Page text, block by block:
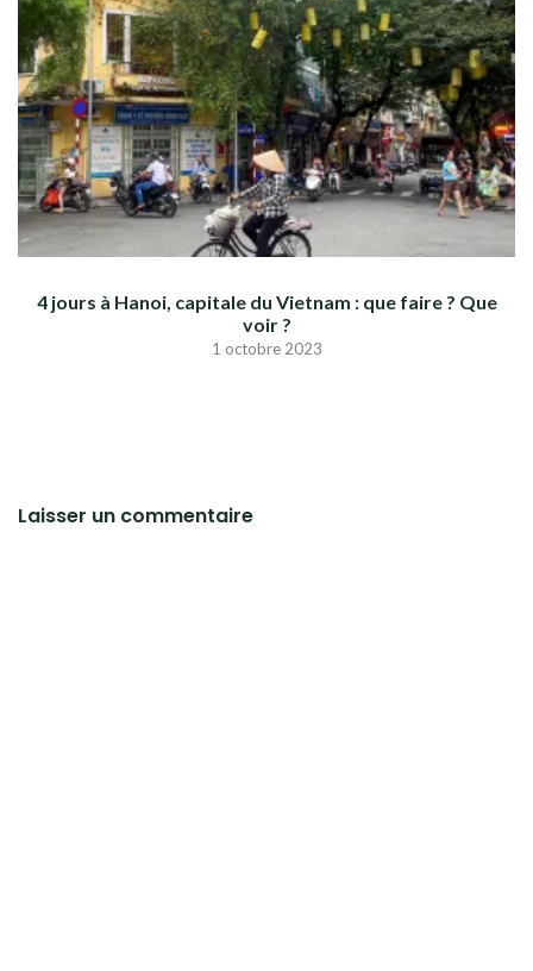
4 jours à Hanoi, capitale du Vietnam : que faire ? Que
voir ?
1 octobre 2023
Laisser un commentaire